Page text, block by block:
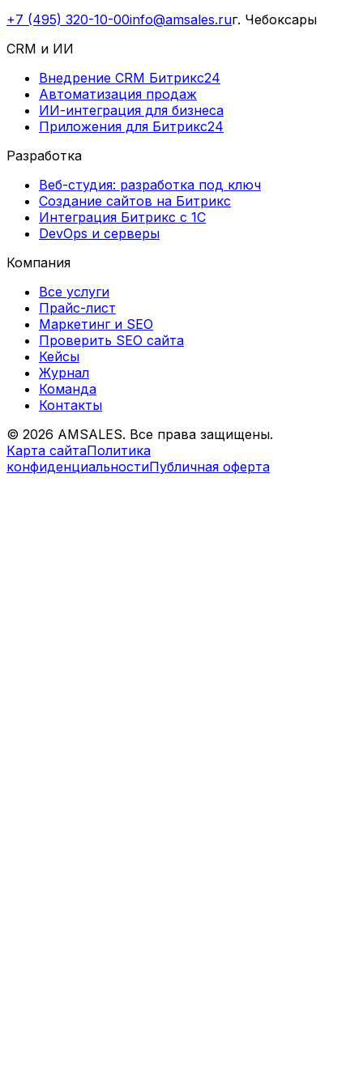
+7 (495) 320-10-00info@amsales.ruг. Чебоксары
CRM и ИИ
Внедрение CRM Битрикс24
Автоматизация продаж
ИИ-интеграция для бизнеса
Приложения для Битрикс24
Разработка
Веб-студия: разработка под ключ
Создание сайтов на Битрикс
Интеграция Битрикс с 1С
DevOps и серверы
Компания
Все услуги
Прайс-лист
Маркетинг и SEO
Проверить SEO сайта
Кейсы
Журнал
Команда
Контакты
© 2026 AMSALES. Все права защищены.
Карта сайтаПолитика
конфиденциальностиПубличная оферта